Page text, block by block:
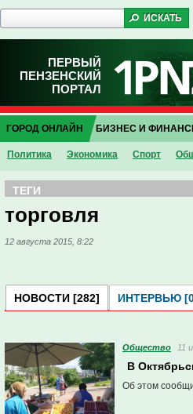
ПЕРВЫЙ
ПЕНЗЕНСКИЙ
ПОРТАЛ
ГОРОД ОНЛАЙН
Политика Экономика Спорт
БИЗНЕС И
ТЕГИ
торговля
12 августа 2015, 8:22
НОВОСТИ [282] ИНТЕРВЬЮ
Общество 11
В
Об этом